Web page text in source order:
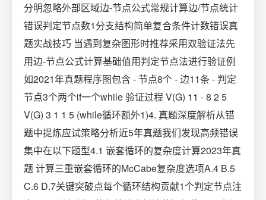
分明忽略外部区域边-节点公式常规计算边/节点统计
错误判定节点数1分支结构简单复合条件计数错误真
题实战技巧 当遇到复杂图形时推荐采用双验证法先
用边-节点公式计算基础值用判定节点法进行验证例
如2021年真题程序图包含 - 节点8个 - 边11条 - 判定
节点3个两个if一个while 验证过程 V(G) 11 - 8 2 5
V(G) 3 1 1 5 (while循环额外1)4. 真题深度解析从错
题中提炼应试策略分析近5年真题我们发现高频错误
集中在以下题型4.1 嵌套循环的复杂度计算2023年真
题 计算三重嵌套循环的McCabe复杂度选项A.4 B.5
C.6 D.7关键突破点每个循环结构贡献1个判定节点注